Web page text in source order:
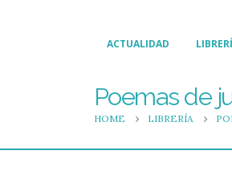
ACTUALIDAD
Poemas de
HOME LIBRERÍA